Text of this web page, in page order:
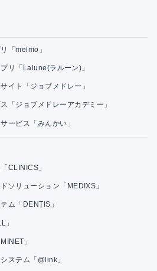
「melmo」
リ「Lalune(ラルーン)」
イト「ジョブメドレー」
「ジョブメドレーアカデミー」
ービス「みんかい」
CLINICS」
ソリューション「MEDIXS」
ム「DENTIS」
」
」
ステム「@link」